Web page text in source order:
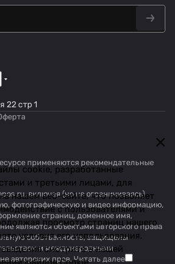
cookie, разработанные
и третьими лицами, для
нашем веб-сайте, что позволяет
с пользователями и
просмотр страниц нашего
условия его использования.
смотрите в нашей
22 стр 1
применяются рекомендательные
включая (но не ограничиваясь)
фотографическую и видео информацию,
страниц, доменное имя,
являются объектами авторского права
собственность, защищены
и международными
авторских прав.Читать далее